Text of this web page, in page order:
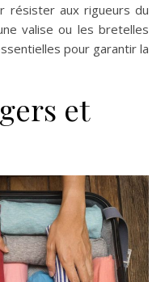
résister aux rigueurs du
valise ou les bretelles
pour garantir la
et